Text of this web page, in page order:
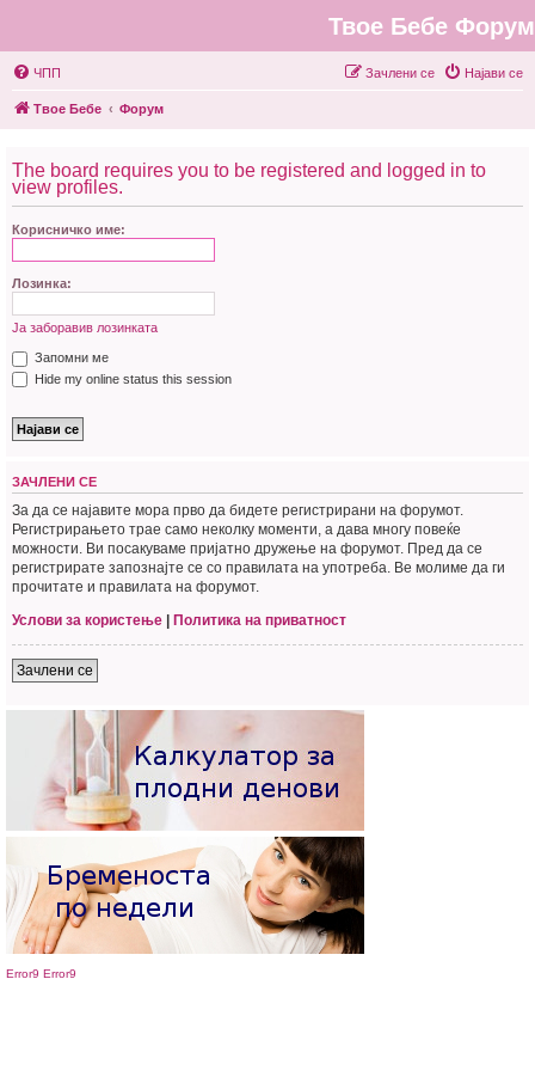
Твое Бебе Форум
ЧПП Најави се
Зачлени се
Твое Бебе Форум
The board requires you to be registered and logged in to
view profiles.
Корисничко име:
Лозинка:
Ја заборавив лозинката
Запомни ме
Hide my online status this session
ЗАЧЛЕНИ СЕ
За да се најавите мора прво да бидете регистрирани на форумот.
Регистрирањето трае само неколку моменти, а дава многу повеќе
можности. Ви посакуваме пријатно дружење на форумот. Пред да се
регистрирате запознајте се со правилата на употреба. Ве молиме да ги
прочитате и правилата на форумот.
Услови за користење | Политика на приватност
Зачлени се
Error9 Error9